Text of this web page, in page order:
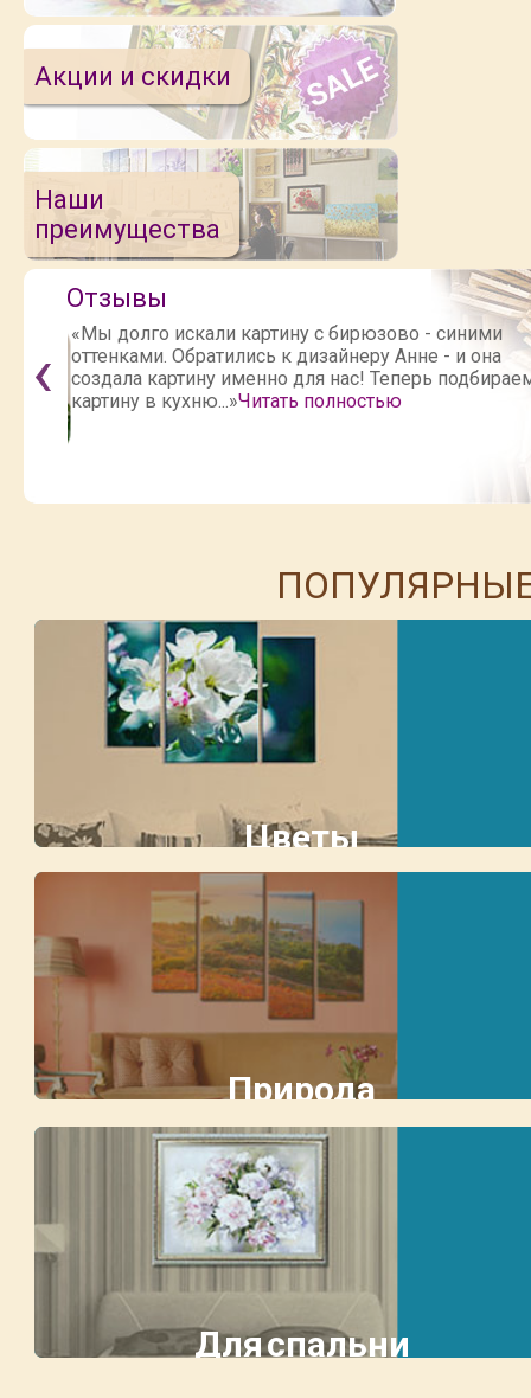
Акции и скидки
Наши
преимущества
Отзывы
«Мы долго искали картину с бирюзово - синими
оттенками. Обратились к дизайнеру Анне - и она
создала картину именно для нас! Теперь подбираем
картину в кухню...»Читать полностью
Цветы
Природа
Для спальни